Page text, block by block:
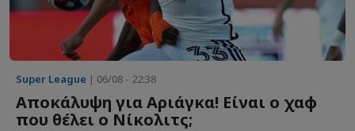
Super League | 06/08 - 22:38
Αποκάλυψη για Αριάγκα! Είναι ο χαφ
που θέλει ο Νίκολιτς;